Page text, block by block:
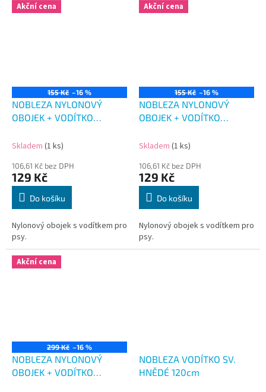
Akční cena
155 Kč –16 %
NOBLEZA NYLONOVÝ
OBOJEK + VODÍTKO
CM
Skladem (1 ks)
106,61 Kč bez DPH
129 Kč
Do košíku
Nylonový obojek s vodítkem pro
psy.
Akční cena
155 Kč –16 %
NOBLEZA NYLONOVÝ
OBOJEK + VODÍTKO
Skladem (1 ks)
106,61 Kč bez DPH
129 Kč
Do košíku
Nylonový obojek s vodítkem pro
psy.
Akční cena
299 Kč –16 %
NOBLEZA NYLONOVÝ
OBOJEK + VODÍTKO
NOBLEZA VODÍTKO SV.
HNĚDÉ 120cm